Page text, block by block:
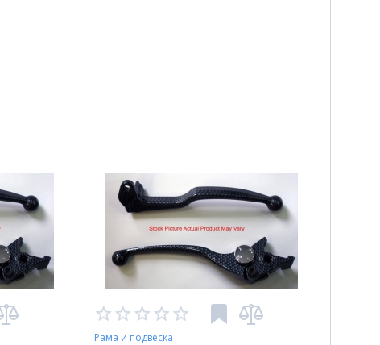
Рама и подвеска